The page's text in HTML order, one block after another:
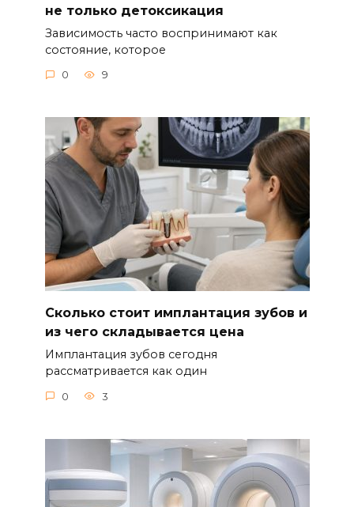
не только детоксикация
Зависимость часто воспринимают как
состояние, которое
0 9
Сколько стоит имплантация зубов и
из чего складывается цена
Имплантация зубов сегодня
рассматривается как один
0 3